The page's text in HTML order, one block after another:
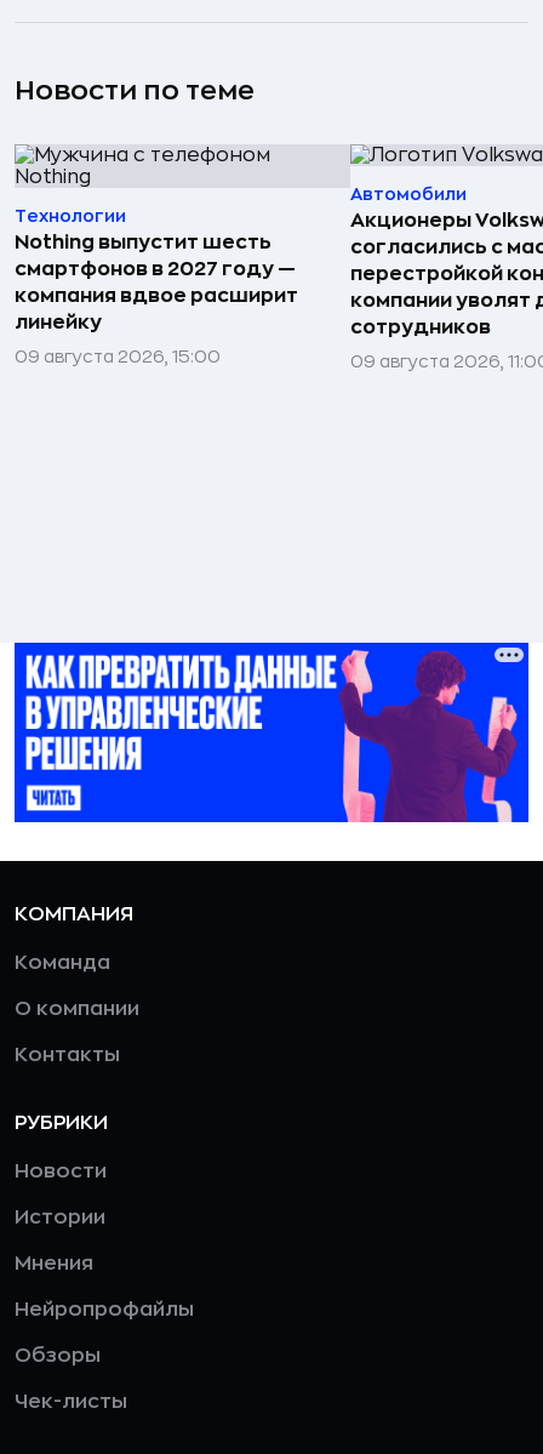
Новости по теме
Технологии
Nothing выпустит шесть
смартфонов в 2027 году —
компания вдвое расширит
линейку
09 августа 2026, 15:00
Автомобили
Акционеры
согласились с
перестройкой
компании уволят
сотрудников
09 августа 2026,
КОМПАНИЯ
Команда
О компании
Контакты
РУБРИКИ
Новости
Истории
Мнения
Нейропрофайлы
Обзоры
Чек-листы